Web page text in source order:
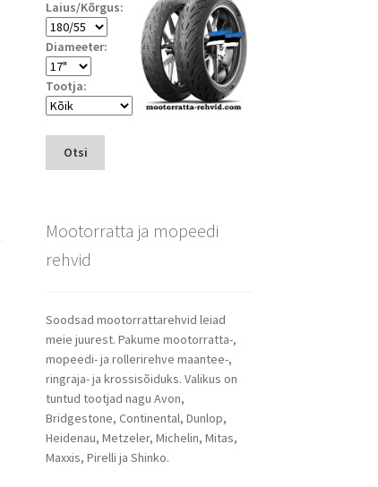
Laius/Kõrgus:
Diameeter:
Tootja:
Otsi
Mootorratta ja mopeedi
rehvid
Soodsad mootorrattarehvid leiad
meie juurest. Pakume mootorratta-,
mopeedi- ja rollerirehve maantee-,
ringraja- ja krossisõiduks. Valikus on
tuntud tootjad nagu Avon,
Bridgestone, Continental, Dunlop,
Heidenau, Metzeler, Michelin, Mitas,
Maxxis, Pirelli ja Shinko.